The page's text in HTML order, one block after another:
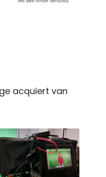
acquiert van